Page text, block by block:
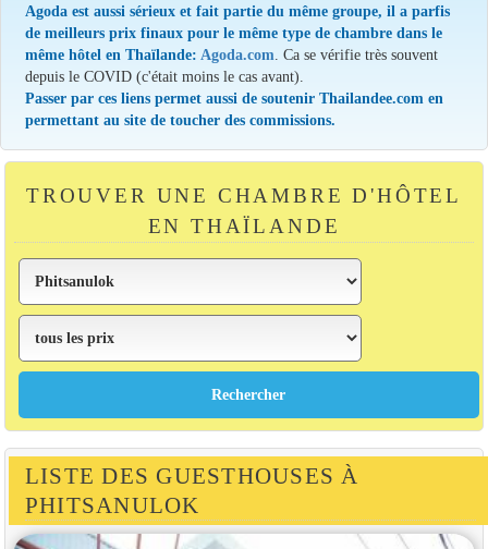
Agoda est aussi sérieux et fait partie du même groupe, il a parfis
de meilleurs prix finaux pour le même type de chambre dans le
même hôtel en Thaïlande: Agoda.com . Ca se vérifie très souvent
depuis le COVID (c'était moins le cas avant).
Passer par ces liens permet aussi de soutenir Thailandee.com en
permettant au site de toucher des commissions.
TROUVER UNE CHAMBRE D'HÔTEL
EN THAÏLANDE
LISTE DES GUESTHOUSES À
PHITSANULOK